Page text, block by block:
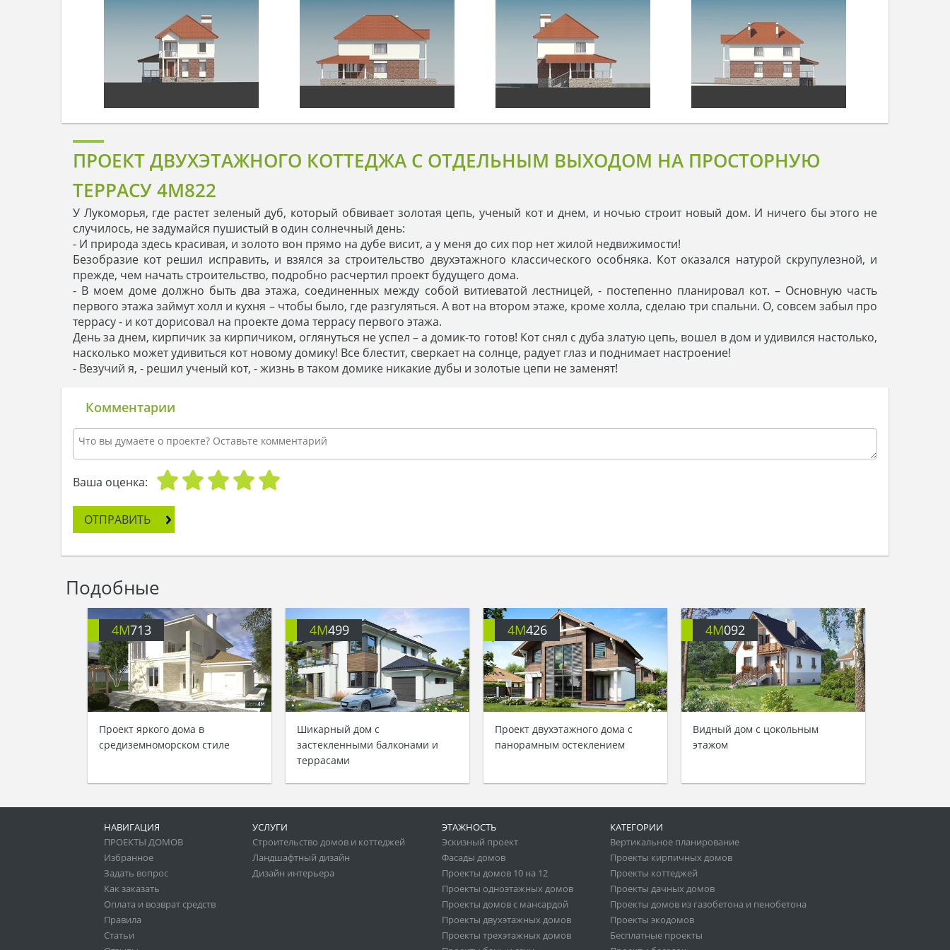
ПРОЕКТ ДВУХЭТАЖНОГО КОТТЕДЖА С ОТДЕЛЬНЫМ ВЫХОДОМ НА ПРОСТОРНУЮ
ТЕРРАСУ 4M822
У Лукоморья, где растет зеленый дуб, который обвивает золотая цепь, ученый кот и днем, и ночью строит новый дом. И ничего бы этого не
случилось, не задумайся пушистый в один солнечный день:
- И природа здесь красивая, и золото вон прямо на дубе висит, а у меня до сих пор нет жилой недвижимости!
Безобразие кот решил исправить, и взялся за строительство двухэтажного классического особняка. Кот оказался натурой скрупулезной, и
прежде, чем начать строительство, подробно расчертил проект будущего дома.
- В моем доме должно быть два этажа, соединенных между собой витиеватой лестницей, - постепенно планировал кот. – Основную часть
первого этажа займут холл и кухня – чтобы было, где разгуляться. А вот на втором этаже, кроме холла, сделаю три спальни. О, совсем забыл про
террасу - и кот дорисовал на проекте дома террасу первого этажа.
День за днем, кирпичик за кирпичиком, оглянуться не успел – а домик-то готов! Кот снял с дуба златую цепь, вошел в дом и удивился настолько,
насколько может удивиться кот новому домику! Все блестит, сверкает на солнце, радует глаз и поднимает настроение!
- Везучий я, - решил ученый кот, - жизнь в таком домике никакие дубы и золотые цепи не заменят!
Комментарии
Ваша оценка:
ОТПРАВИТЬ
Подобные
4M713
Проект яркого дома в
средиземноморском стиле
4M499
Шикарный дом с
застекленными балконами и
террасами
4M426
Проект двухэтажного дома с
панорамным остеклением
4M092
Видный дом с цокольным
этажом
НАВИГАЦИЯ
ПРОЕКТЫ ДОМОВ
Избранное
Задать вопрос
Как заказать
Оплата и возврат средств
Правила
Статьи
УСЛУГИ
Строительство домов и коттеджей
Ландшафтный дизайн
Дизайн интерьера
ЭТАЖНОСТЬ
Эскизный проект
Фасады домов
Проекты домов 10 на 12
Проекты одноэтажных домов
Проекты домов с мансардой
Проекты двухэтажных домов
Проекты трехэтажных домов
КАТЕГОРИИ
Вертикальное планирование
Проекты кирпичных домов
Проекты коттеджей
Проекты дачных домов
Проекты домов из газобетона и пенобетона
Проекты экодомов
Бесплатные проекты